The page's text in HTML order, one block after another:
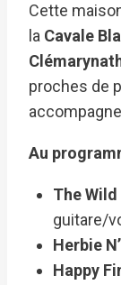
Cette
la Cavale
proches de
Au
The Wild
guitare/
Herbie
Happy